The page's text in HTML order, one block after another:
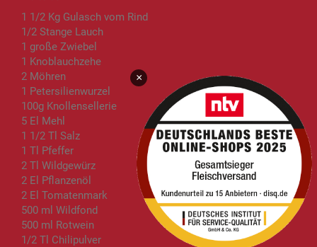
1 1/2 Kg Gulasch vom Rind
1/2 Stange Lauch
1 große Zwiebel
1 Knoblauchzehe
2 Möhren
1 Petersilienwurzel
100g Knollensellerie
5 El Mehl
1 1/2 Tl Salz
1 Tl Pfeffer
2 Tl Wildgewürz
2 El Pflanzenöl
2 El Tomatenmark
500 ml Wildfond
500 ml Rotwein
1/2 Tl Chilipulver
×